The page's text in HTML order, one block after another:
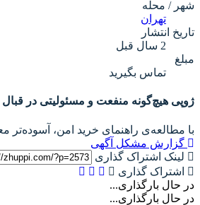
شهر / محله
تهران
تاریخ انتشار
2 سال قبل
مبلغ
تماس بگیرید
ژوپی هیچ‌گونه منفعت و مسئولیتی در قبال
با مطالعه‌ی راهنمای خرید امن، آسوده‌تر
گزارش مشکل آگهی
لینک اشتراک گذاری
اشتراک گذاری
در حال بارگذاری...
در حال بارگذاری...